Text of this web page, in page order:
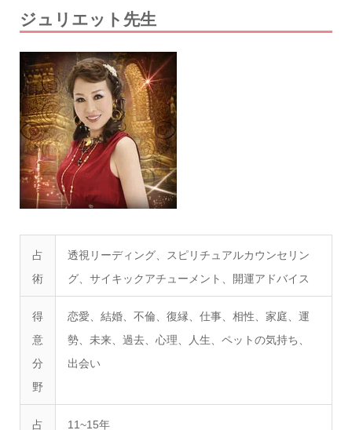
ジュリエット先生
占
術
透視リーディング、スピリチュアルカウンセリン
グ、サイキックアチューメント、開運アドバイス
得
意
分
野
恋愛、結婚、不倫、復縁、仕事、相性、家庭、運
勢、未来、過去、心理、人生、ペットの気持ち、
出会い
占 11~15年